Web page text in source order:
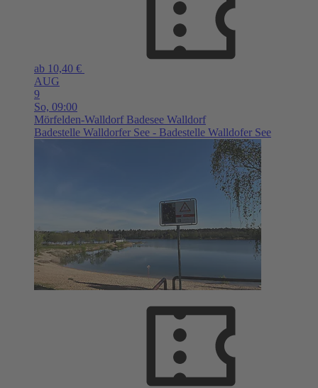
ab 10,40 €
AUG
9
So, 09:00
Mörfelden-Walldorf Badesee Walldorf
Badestelle Walldorfer See - Badestelle Walldofer See